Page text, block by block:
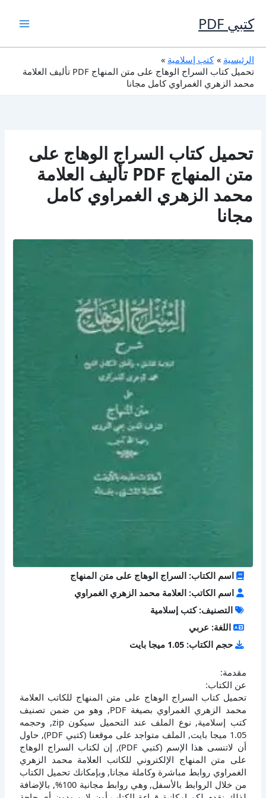
إلى
المحتوى
كتبي PDF
الرئيسية
كتب إسلامية
تحميل كتاب السراج الوهاج على متن المنهاج PDF تأليف العلامة
محمد الزهري الغمراوي كامل مجانا
تحميل كتاب السراج الوهاج على
متن المنهاج PDF تأليف العلامة
محمد الزهري الغمراوي كامل
مجانا
اسم الكتاب: السراج الوهاج على متن المنهاج
اسم الكاتب: العلامة محمد الزهري الغمراوي
التصنيف: كتب إسلامية
اللغة: عربي
حجم الكتاب: 1.05 ميجا بايت
مقدمة:
عن الكتاب:
تحميل كتاب السراج الوهاج على متن المنهاج للكاتب العلامة
محمد الزهري الغمراوي بصيغة PDF, وهو من ضمن تصنيف
كتب إسلامية, نوع الملف عند التحميل سيكون zip, وحجمه
1.05 ميجا بايت, الملف متواجد على موقعنا (كتبي PDF), حاول
أن لاتنسى هذا الإسم (كتبي PDF), إن لكتاب السراج الوهاج
على متن المنهاج الإلكتروني للكاتب العلامة محمد الزهري
الغمراوي روابط مباشرة وكاملة مجانا, وبإمكانك تحميل الكتاب
من خلال الروابط بالأسفل, وهي روابط مجانية 100%, بالإضافة